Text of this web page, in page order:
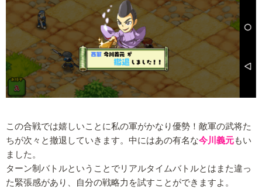
この合戦では嬉しいことに私の軍がかなり優勢！敵軍の武将た
ちが次々と撤退していきます。中にはあの有名な今川義元もい
ました。
ターン制バトルということでリアルタイムバトルとはまた違っ
た緊張感があり、自分の戦略力を試すことができますよ。